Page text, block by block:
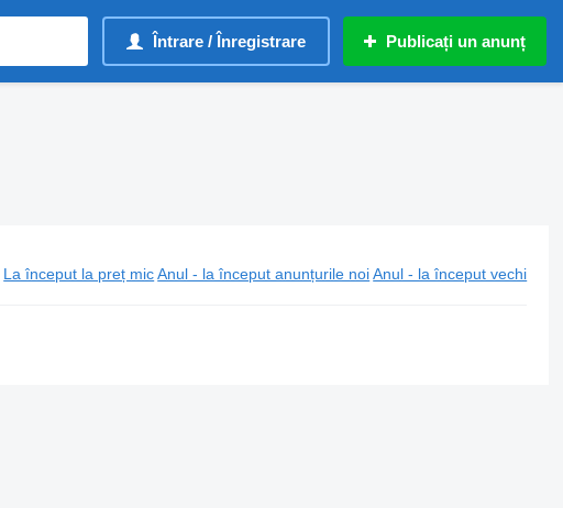
Întrare / Înregistrare Publicați un anunț
La început la preț mic Anul - la început anunțurile noi Anul - la început vechi